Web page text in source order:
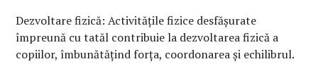
Dezvoltare fizică: Activitățile fizice desfășurate
împreună cu tatăl contribuie la dezvoltarea fizică a
copiilor, îmbunătățind forța, coordonarea și echilibrul.